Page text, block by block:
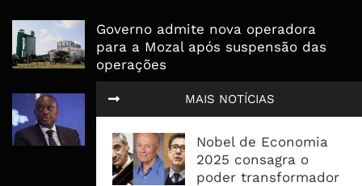
MAIS NOTÍCIAS
Nobel de Economia
2025 consagra o
poder transformador
Governo admite nova operadora
para a Mozal após suspensão das
operações
CEO do Standard Bank pede ao
Governo que “saia do caminho” e
facilite os negócios